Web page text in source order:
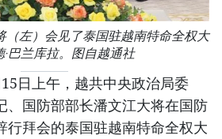
（左）会见了泰国驻越南特命全权大
·巴兰库拉。图自越通社
日上午，越共中央政治局委
、国防部部长潘文江大将在国防
行拜会的泰国驻越南特命全权大